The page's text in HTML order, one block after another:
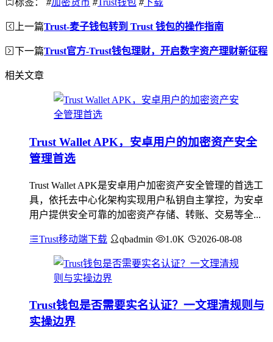
标签： #加密货币 #Trust钱包 #下载
上一篇Trust-麦子钱包转到 Trust 钱包的操作指南
下一篇Trust官方-Trust钱包理财，开启数字资产理财新征程
相关文章
Trust Wallet APK，安卓用户的加密资产安全
管理首选
Trust Wallet APK是安卓用户加密资产安全管理的首选工
具，依托去中心化架构实现用户私钥自主掌控，为安卓
用户提供安全可靠的加密资产存储、转账、交易等全...
Trust移动端下载 qbadmin 1.0K 2026-08-08
Trust钱包是否需要实名认证？一文理清规则与
实操边界